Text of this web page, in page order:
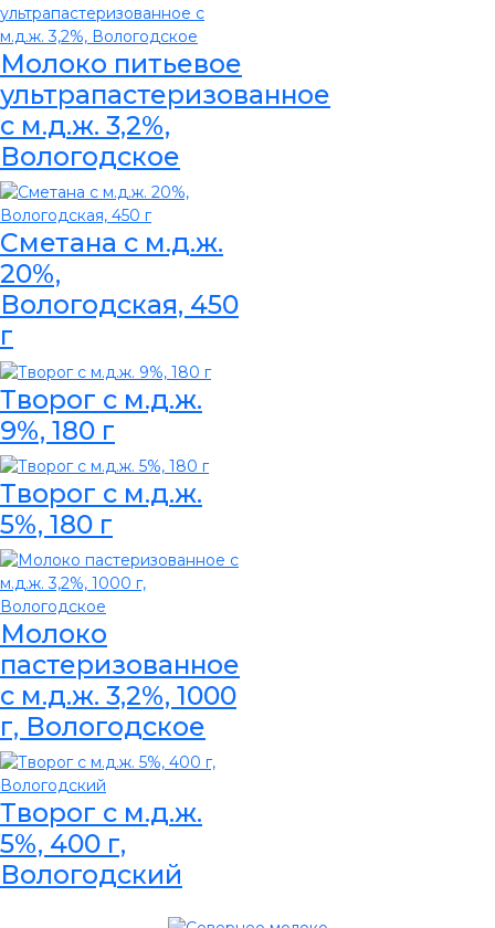
Молоко питьевое
ультрапастеризованное
с м.д.ж. 3,2%,
Вологодское
Сметана с м.д.ж.
20%,
Вологодская, 450
г
Творог с м.д.ж.
9%, 180 г
Творог с м.д.ж.
5%, 180 г
Молоко
пастеризованное
с м.д.ж. 3,2%, 1000
г, Вологодское
Творог с м.д.ж.
5%, 400 г,
Вологодский